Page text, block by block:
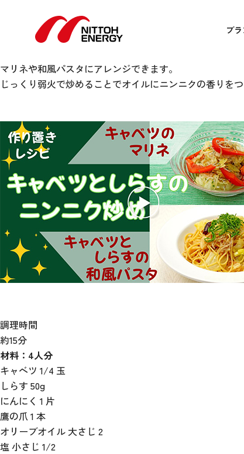
ブ
4月 25, 2025 12:00 amPublished by
【作り置き】香り立つキャベツとしらすのニン
マリネや和風パスタにアレンジできます。
じっくり弱火で炒めることでオイルにニンニクの香りをつ
調理時間
約15分
材料：4人分
キャベツ 1/4 玉
しらす 50g
にんにく 1 片
鷹の爪 1 本
オリーブオイル 大さじ 2
塩 小さじ 1/2